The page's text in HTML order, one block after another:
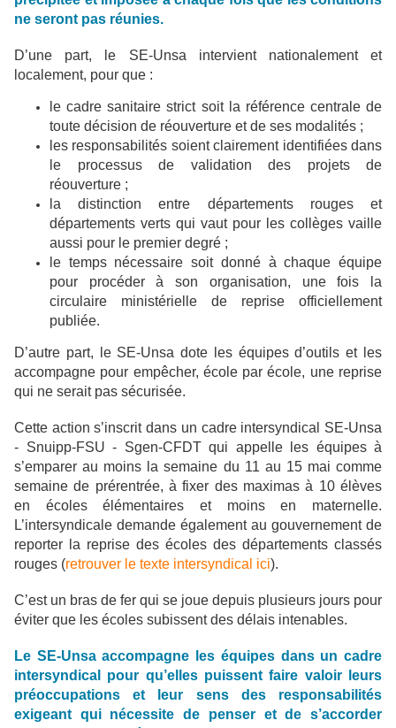
ne seront pas réunies.
D’une part, le SE-Unsa intervient nationalement et
localement, pour que :
le cadre sanitaire strict soit la référence centrale de
toute décision de réouverture et de ses modalités ;
les responsabilités soient clairement identifiées dans
le processus de validation des projets de
réouverture ;
la distinction entre départements rouges et
départements verts qui vaut pour les collèges vaille
aussi pour le premier degré ;
le temps nécessaire soit donné à chaque équipe
pour procéder à son organisation, une fois la
circulaire ministérielle de reprise officiellement
publiée.
D’autre part, le SE-Unsa dote les équipes d’outils et les
accompagne pour empêcher, école par école, une reprise
qui ne serait pas sécurisée.
Cette action s’inscrit dans un cadre intersyndical SE-Unsa
- Snuipp-FSU - Sgen-CFDT qui appelle les équipes à
s’emparer au moins la semaine du 11 au 15 mai comme
semaine de prérentrée, à fixer des maximas à 10 élèves
en écoles élémentaires et moins en maternelle.
L’intersyndicale demande également au gouvernement de
reporter la reprise des écoles des départements classés
rouges (retrouver le texte intersyndical ici).
C’est un bras de fer qui se joue depuis plusieurs jours pour
éviter que les écoles subissent des délais intenables.
Le SE-Unsa accompagne les équipes dans un cadre
intersyndical pour qu’elles puissent faire valoir leurs
préoccupations et leur sens des responsabilités
exigeant qui nécessite de penser et de s’accorder